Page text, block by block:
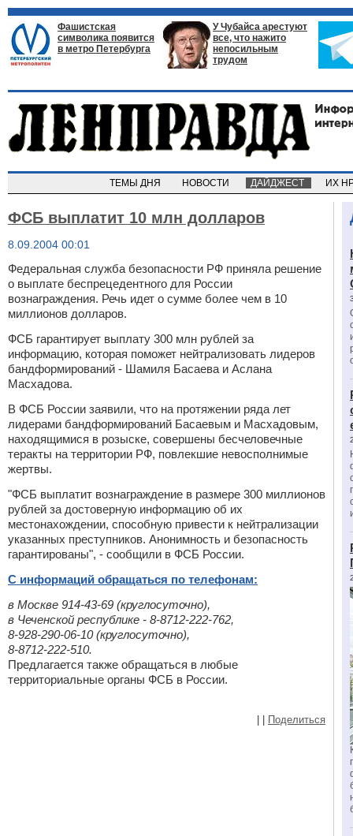
Фашистская
символика появится
в метро Петербурга
У Чубайса арестуют
все, что нажито
непосильным
трудом
ТЕМЫ ДНЯ НОВОСТИ ДАЙДЖЕСТ ИХ
ФСБ выплатит 10 млн долларов
8.09.2004 00:01
Федеральная служба безопасности РФ приняла решение
о выплате беспрецедентного для России
вознаграждения. Речь идет о сумме более чем в 10
миллионов долларов.
ФСБ гарантирует выплату 300 млн рублей за
информацию, которая поможет нейтрализовать лидеров
бандформирований - Шамиля Басаева и Аслана
Масхадова.
В ФСБ России заявили, что на протяжении ряда лет
лидерами бандформирований Басаевым и Масхадовым,
находящимися в розыске, совершены бесчеловечные
теракты на территории РФ, повлекшие невосполнимые
жертвы.
"ФСБ выплатит вознаграждение в размере 300 миллионов
рублей за достоверную информацию об их
местонахождении, способную привести к нейтрализации
указанных преступников. Анонимность и безопасность
гарантированы", - сообщили в ФСБ России.
С информаций обращаться по телефонам:
в Москве 914-43-69 (круглосуточно),
в Чеченской республике - 8-8712-222-762,
8-928-290-06-10 (круглосуточно),
8-8712-222-510.
Предлагается также обращаться в любые
территориальные органы ФСБ в России.
Поделиться